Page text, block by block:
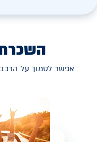
אפשר לסמוך על